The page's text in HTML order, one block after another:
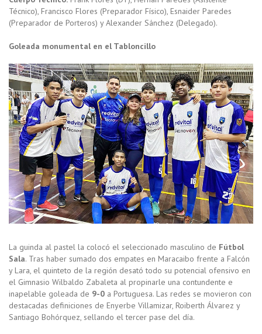
Técnico), Francisco Flores (Preparador Físico), Esnaider Paredes
(Preparador de Porteros) y Alexander Sánchez (Delegado).
Goleada monumental en el Tabloncillo
La guinda al pastel la colocó el seleccionado masculino de Fútbol
Sala. Tras haber sumado dos empates en Maracaibo frente a Falcón
y Lara, el quinteto de la región desató todo su potencial ofensivo en
el Gimnasio Wilbaldo Zabaleta al propinarle una contundente e
inapelable goleada de 9-0 a Portuguesa. Las redes se movieron con
destacadas definiciones de Enyerbe Villamizar, Roiberth Álvarez y
Santiago Bohórquez, sellando el tercer pase del día.